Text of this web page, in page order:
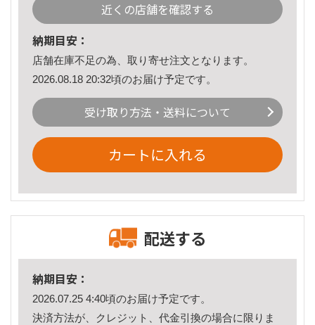
近くの店舗を確認する
納期目安：
店舗在庫不足の為、取り寄せ注文となります。
2026.08.18 20:32頃のお届け予定です。
受け取り方法・送料について
カートに入れる
配送する
納期目安：
2026.07.25 4:40頃のお届け予定です。
決済方法が、クレジット、代金引換の場合に限りま